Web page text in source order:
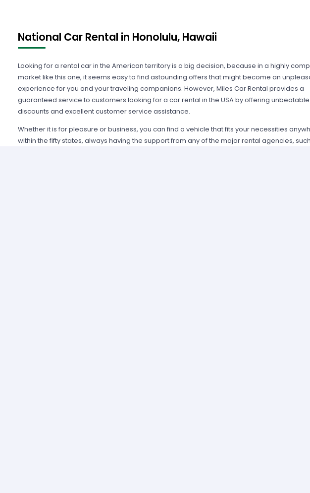
National Car Rental in Honolulu, Hawaii
Looking for a rental car in the American territory is a big decision, because in a highly
market like this one, it seems easy to find astounding offers that might become an
experience for you and your traveling companions. However, Miles Car Rental provides a
guaranteed service to customers looking for a car rental in the USA by offering
discounts and excellent customer service assistance.
Whether it is for pleasure or business, you can find a vehicle that fits your necessities
within the fifty states, always having the support from any of the major rental agencies,